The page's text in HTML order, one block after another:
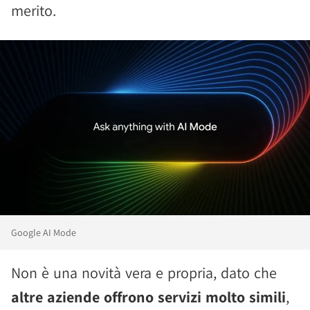
merito.
Google AI Mode
Non è una novità vera e propria, dato che
altre aziende offrono servizi molto simili,